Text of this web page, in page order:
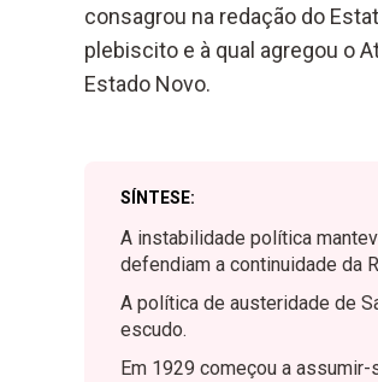
consagrou na redação do
plebiscito e à qual agregou o
Estado Novo.
SÍNTESE:
A instabilidade política
defendiam a continuidade da
A política de austeridade de
escudo.
Em 1929 começou a